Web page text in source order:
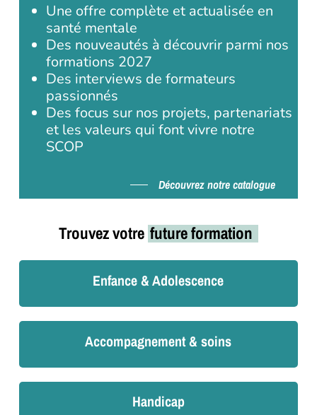
Une offre complète et actualisée en
santé mentale
Des nouveautés à découvrir parmi nos
formations 2027
Des interviews de formateurs
passionnés
Des focus sur nos projets, partenariats
et les valeurs qui font vivre notre
SCOP
Découvrez notre catalogue
Trouvez votre future formation
Enfance & Adolescence
Accompagnement & soins
Handicap